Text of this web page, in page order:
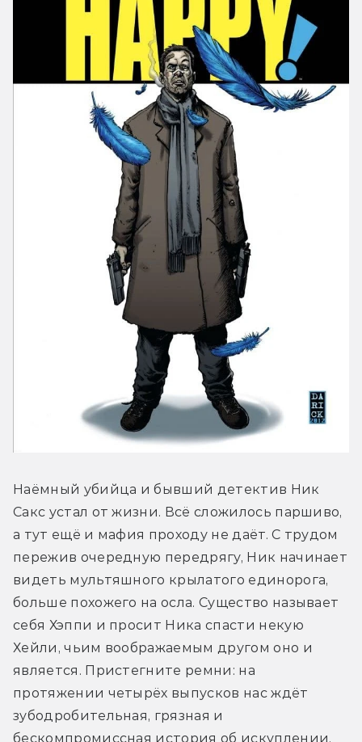
Наёмный убийца и бывший детектив Ник
Сакс устал от жизни. Всё сложилось паршиво,
а тут ещё и мафия проходу не даёт. С трудом
пережив очередную передрягу, Ник начинает
видеть мультяшного крылатого единорога,
больше похожего на осла. Существо называет
себя Хэппи и просит Ника спасти некую
Хейли, чьим воображаемым другом оно и
является. Пристегните ремни: на
протяжении четырёх выпусков нас ждёт
зубодробительная, грязная и
бескомпромиссная история об искуплении.